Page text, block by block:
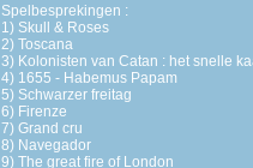
Spelbesprekingen :
1) Skull & Roses
2) Toscana
3) Kolonisten van Catan : het snelle
4) 1655 - Habemus Papam
5) Schwarzer freitag
6) Firenze
7) Grand cru
8) Navegador
9) The great fire of London